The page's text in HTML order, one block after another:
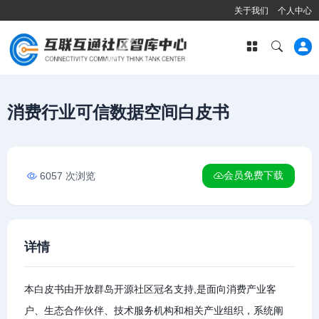
关于我们 个人中心
消费行业可信数据空间白皮书
6057 次浏览 会员免费下载
详情
本白皮书由开放群岛开源社区冠名支持,是面向消费产业客
户、生态合作伙伴、技术服务机构和相关产业组织，系统阐